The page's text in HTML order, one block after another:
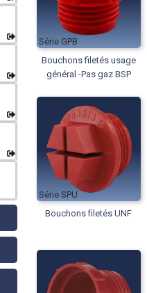
GPB
Bouchons filetés usage
général -Pas gaz BSP
SPU
Bouchons filetés UNF